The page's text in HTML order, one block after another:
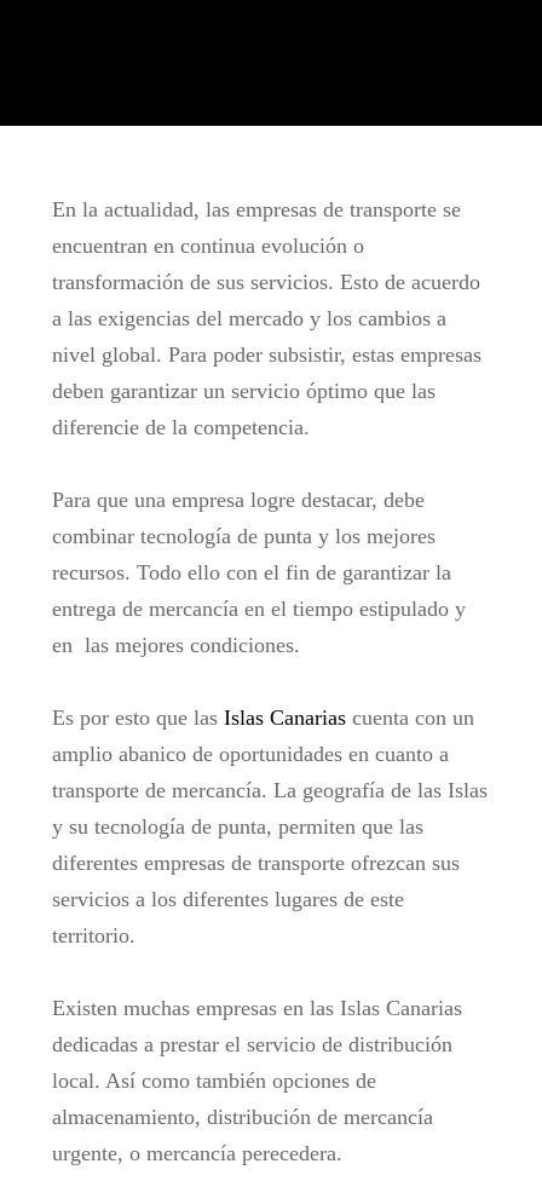
En la actualidad, las empresas de transporte se
encuentran en continua evolución o
transformación de sus servicios. Esto de acuerdo
a las exigencias del mercado y los cambios a
nivel global. Para poder subsistir, estas empresas
deben garantizar un servicio óptimo que las
diferencie de la competencia.
Para que una empresa logre destacar, debe
combinar tecnología de punta y los mejores
recursos. Todo ello con el fin de garantizar la
entrega de mercancía en el tiempo estipulado y
en las mejores condiciones.
Es por esto que las Islas Canariascuenta con un
amplio abanico de oportunidades en cuanto a
transporte de mercancía. La geografía de las Islas
y su tecnología de punta, permiten que las
diferentes empresas de transporte ofrezcan sus
servicios a los diferentes lugares de este
territorio.
Existen muchas empresas en las Islas Canarias
dedicadas a prestar el servicio de distribución
local. Así como también opciones de
almacenamiento, distribución de mercancía
urgente, o mercancía perecedera.